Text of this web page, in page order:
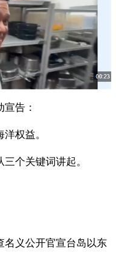
告：
权益。
个关键词讲起。
名义公开官宣台岛以东